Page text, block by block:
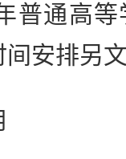
通高等
安排另